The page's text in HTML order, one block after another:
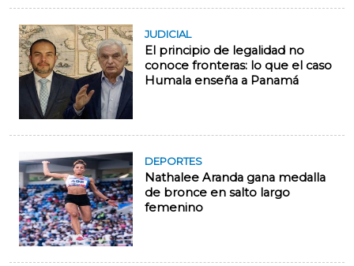
JUDICIAL
El principio de legalidad no
conoce fronteras: lo que el caso
Humala enseña a Panamá
DEPORTES
Nathalee Aranda gana medalla
de bronce en salto largo
femenino